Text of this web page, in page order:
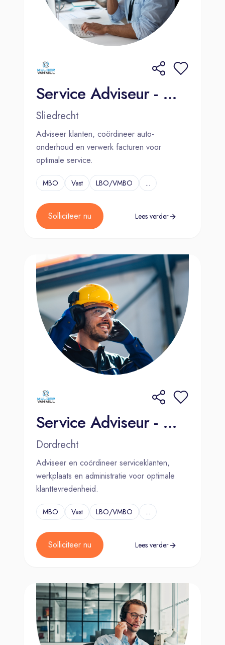
Service Adviseur - Mulder Van Mill Sliedrecht
Sliedrecht
Adviseer klanten, coördineer auto-
onderhoud en verwerk facturen voor
optimale service.
MBO Vast LBO/VMBO ...
Solliciteer nu Lees verder
Service Adviseur - Mulder Van Mill - Dordrecht (Mijlweg)
Dordrecht
Adviseer en coördineer serviceklanten,
werkplaats en administratie voor optimale
klanttevredenheid.
MBO Vast LBO/VMBO ...
Solliciteer nu Lees verder